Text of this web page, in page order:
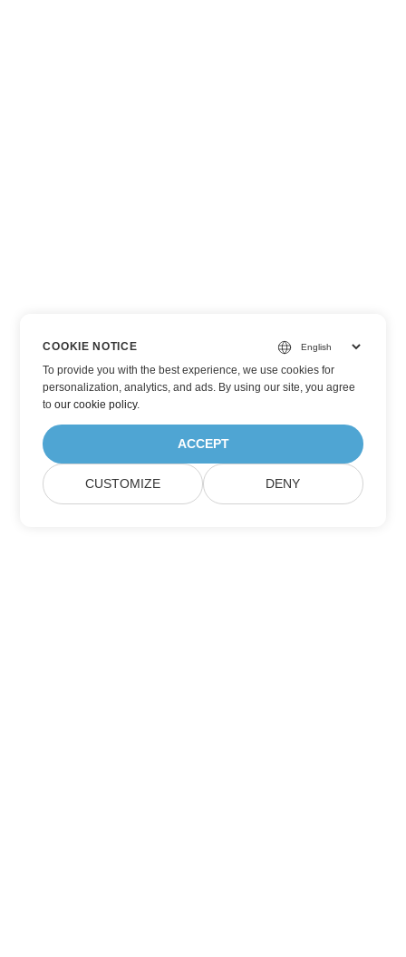
COOKIE NOTICE
To provide you with the best experience, we use cookies for
personalization, analytics, and ads. By using our site, you agree
toour cookie policy.
ACCEPT
CUSTOMIZE DENY